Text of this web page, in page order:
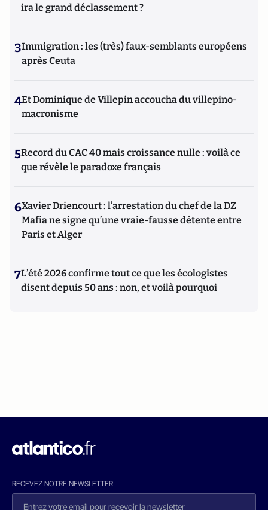
ira le grand déclassement ?
3Immigration : les (très) faux-semblants européens
après Ceuta
4Et Dominique de Villepin accoucha du villepino-
macronisme
5Record du CAC 40 mais croissance nulle : voilà ce
que révèle le paradoxe français
6Xavier Driencourt : l’arrestation du chef de la DZ
Mafia ne signe qu’une vraie-fausse détente entre
Paris et Alger
7L’été 2026 confirme tout ce que les écologistes
disent depuis 50 ans : non, et voilà pourquoi
RECEVEZ NOTRE NEWSLETTER